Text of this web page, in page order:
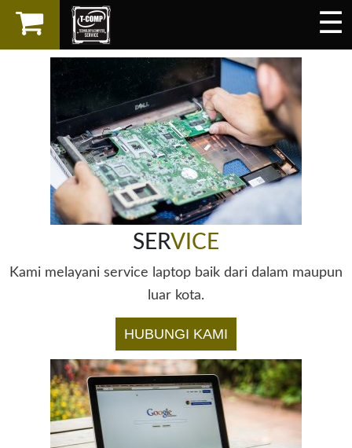
☰
×
LAPTOP
SPAREPART
AKSESORIS
SERVICES
SERVICE
Kami melayani service laptop baik dari dalam maupun
luar kota.
HUBUNGI KAMI